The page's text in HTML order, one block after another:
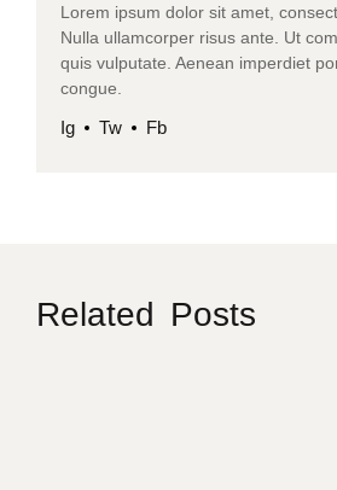
Lorem ipsum dolor sit amet,
Nulla ullamcorper risus ante. Ut
quis vulputate. Aenean imperdiet
congue.
Ig Tw Fb
Related Posts